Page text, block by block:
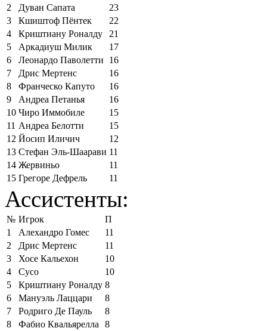
2
Дуван Сапата
23
3
Кшиштоф Пёнтек
22
4
Криштиану Роналду
21
5
Аркадиуш Милик
17
6
Леонардо Паволетти
16
7
Дрис Мертенс
16
8
Франческо Капуто
16
9
Андреа Петанья
16
10 Чиро Иммобиле
15
11 Андреа Белотти
15
12 Йосип Иличич
12
13 Стефан Эль-Шаарави 11
14 Жервиньо
11
15 Грегоре Дефрель 11
Ассистенты:
№ Игрок
П
1
Алехандро Гомес
11
2
Дрис Мертенс
11
3
Хосе Кальехон
10
4
Сусо
10
5
Криштиану Роналду 8
6
Мануэль Лаццари
8
7
Родриго Де Пауль
8
8
Фабио Квальярелла
8